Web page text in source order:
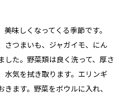
味しくなってくる季節です。
さつまいも、ジャガイモ、にん
した。野菜類は良く洗って、厚さ
水気を拭き取ります。エリンギ
ます。野菜をボウルに入れ、